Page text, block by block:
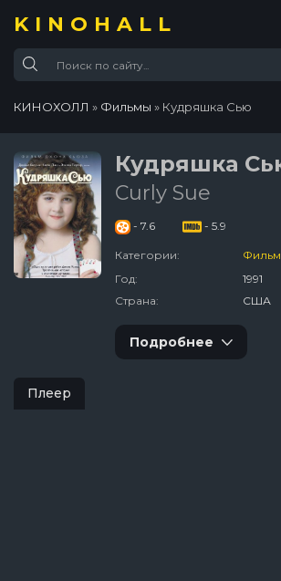
KINOHALL
КИНОХОЛЛ » Фильмы » Кудряшка Сью
Кудряшка
Curly Sue
- 7.6 - 5.9
Категории:
Год:
1991
Страна:
США
Подробнее
Плеер